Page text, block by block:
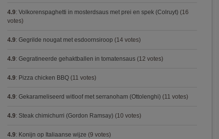
4.9: Volkorenspaghetti in mosterdsaus met prei en spek (Colruyt) (16
votes)
4.9: Gegrilde nougat met esdoornsiroop (14 votes)
4.9: Gegratineerde gehaktballen in tomatensaus (12 votes)
4.9: Pizza chicken BBQ (11 votes)
4.9: Gekarameliseerd witloof met serranoham (Ottolenghi) (11 votes)
4.9: Steak chimichurri (Gordon Ramsay) (10 votes)
4.9: Konijn op Italiaanse wijze (9 votes)